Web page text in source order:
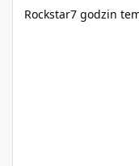
Rockstar7 godzin